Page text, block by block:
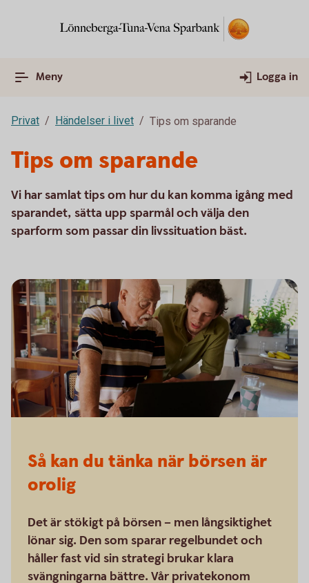
Meny Logga in
Privat Händelser i livet Tips om sparande
Tips om sparande
Vi har samlat tips om hur du kan komma igång med
sparandet, sätta upp sparmål och välja den
sparform som passar din livssituation bäst.
Så kan du tänka när börsen är
orolig
Det är stökigt på börsen – men långsiktighet
lönar sig. Den som sparar regelbundet och
håller fast vid sin strategi brukar klara
svängningarna bättre. Vår privatekonom